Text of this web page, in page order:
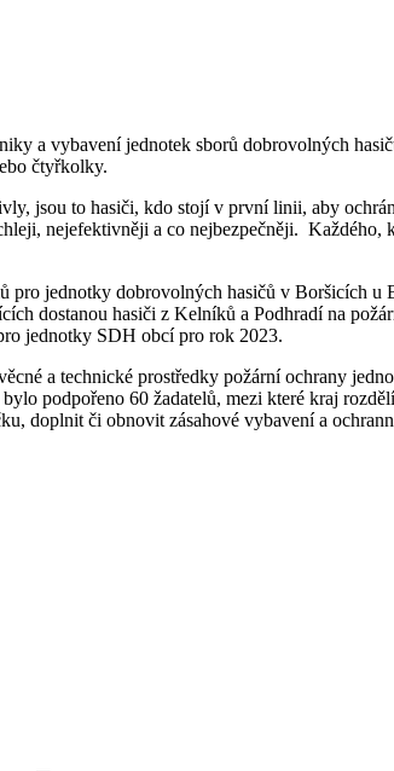
a vybavení jednotek sborů dobrovolných
čtyřkolky.
jsou to hasiči, kdo stojí v první linii, aby
nejefektivněji a co nejbezpečněji.
jednotky dobrovolných hasičů v Boršicích
dostanou hasiči z Kelníků a Podhradí na
jednotky SDH obcí pro rok 2023.
a technické prostředky požární ochrany
podpořeno 60 žadatelů, mezi které kraj
doplnit či obnovit zásahové vybavení a